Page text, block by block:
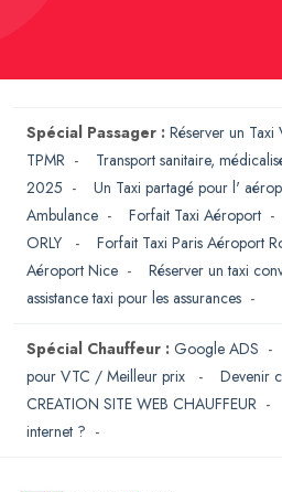
Spécial Passager : Réserver un Taxi
TPMR - Transport sanitaire,
2025 - Un Taxi partagé pour l'
Ambulance - Forfait Taxi Aéroport -
ORLY
- Forfait Taxi Paris Aéroport
Aéroport Nice - Réserver un taxi
assistance taxi pour les assurances -
Spécial Chauffeur : Google ADS -
pour VTC / Meilleur prix
- Devenir
CREATION SITE WEB CHAUFFEUR -
internet ? -